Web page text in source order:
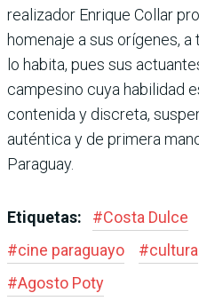
realizador Enrique Collar
homenaje a sus orígenes,
lo habita, pues sus
campesino cuya habilidad
contenida y discreta,
auténtica y de primera
Paraguay.
Etiquetas: #Costa Dulce
#cine paraguayo #cultura
#Agosto Poty